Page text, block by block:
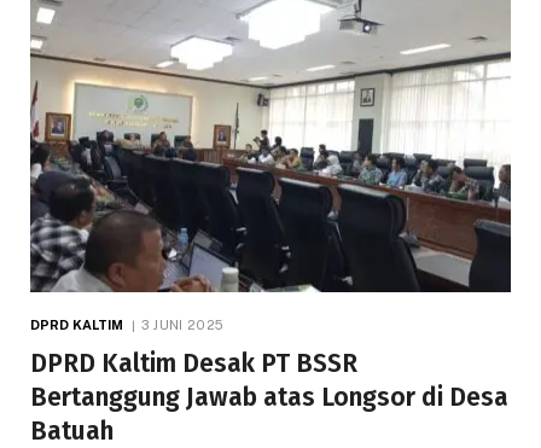
DPRD KALTIM 3 JUNI 2025
DPRD Kaltim Desak PT BSSR
Bertanggung Jawab atas Longsor di Desa
Batuah